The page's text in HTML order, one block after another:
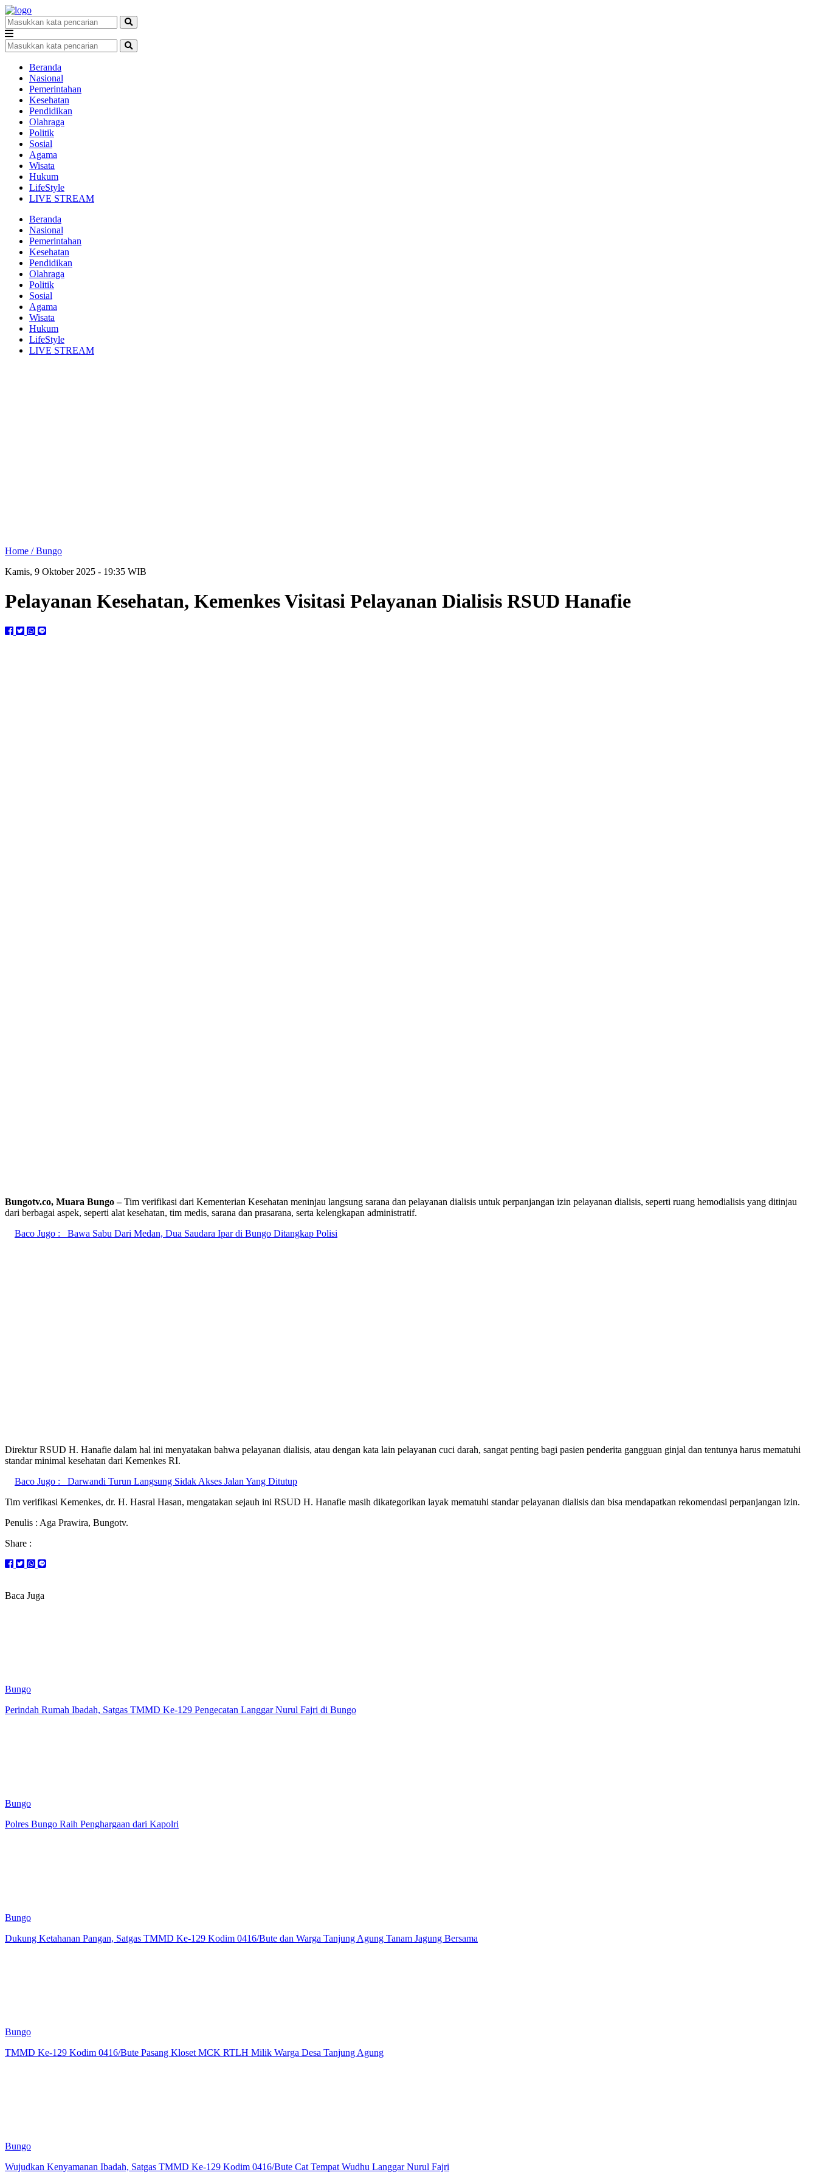
Beranda
Nasional
Pemerintahan
Kesehatan
Pendidikan
Olahraga
Politik
Sosial
Agama
Wisata
Hukum
LifeStyle
LIVE STREAM
Beranda
Nasional
Pemerintahan
Kesehatan
Pendidikan
Olahraga
Politik
Sosial
Agama
Wisata
Hukum
LifeStyle
LIVE STREAM
Home /Bungo
Kamis, 9 Oktober 2025 - 19:35 WIB
Pelayanan Kesehatan, Kemenkes Visitasi Pelayanan Dialisis RSUD Hanafie
Bungotv.co, Muara Bungo –Tim verifikasi dari Kementerian Kesehatan meninjau langsung sarana dan pelayanan dialisis untuk perpanjangan izin pelayanan dialisis, seperti ruang hemodialisis yang ditinjau
dari berbagai aspek, seperti alat kesehatan, tim medis, sarana dan prasarana, serta kelengkapan administratif.
Baco Jugo :
Bawa Sabu Dari Medan, Dua Saudara Ipar di Bungo Ditangkap Polisi
Direktur RSUD H. Hanafie dalam hal ini menyatakan bahwa pelayanan dialisis, atau dengan kata lain pelayanan cuci darah, sangat penting bagi pasien penderita gangguan ginjal dan tentunya harus mematuhi
standar minimal kesehatan dari Kemenkes RI.
Baco Jugo :
Darwandi Turun Langsung Sidak Akses Jalan Yang Ditutup
Tim verifikasi Kemenkes, dr. H. Hasral Hasan, mengatakan sejauh ini RSUD H. Hanafie masih dikategorikan layak mematuhi standar pelayanan dialisis dan bisa mendapatkan rekomendasi perpanjangan izin.
Penulis : Aga Prawira, Bungotv.
Share :
Baca Juga
Bungo
Perindah Rumah Ibadah, Satgas TMMD Ke-129 Pengecatan Langgar Nurul Fajri di Bungo
Bungo
Polres Bungo Raih Penghargaan dari Kapolri
Bungo
Dukung Ketahanan Pangan, Satgas TMMD Ke-129 Kodim 0416/Bute dan Warga Tanjung Agung Tanam Jagung Bersama
Bungo
TMMD Ke-129 Kodim 0416/Bute Pasang Kloset MCK RTLH Milik Warga Desa Tanjung Agung
Bungo
Wujudkan Kenyamanan Ibadah, Satgas TMMD Ke-129 Kodim 0416/Bute Cat Tempat Wudhu Langgar Nurul Fajri